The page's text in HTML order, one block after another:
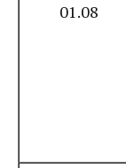
01.08